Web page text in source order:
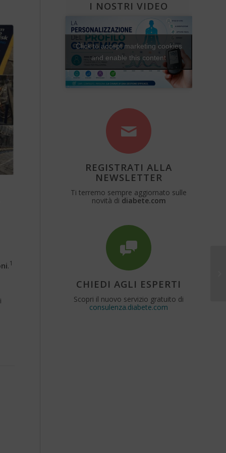
.1
I NOSTRI VIDEO
Click to accept marketing cookies
and enable this content
REGISTRATI ALLA
NEWSLETTER
Ti terremo sempre aggiornato sulle
novità di diabete.com
CHIEDI AGLI ESPERTI
Scopri il nuovo servizio gratuito di
consulenza.diabete.com